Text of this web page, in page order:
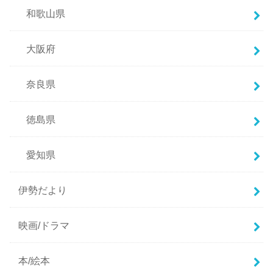
和歌山県
大阪府
奈良県
徳島県
愛知県
伊勢だより
映画/ドラマ
本/絵本